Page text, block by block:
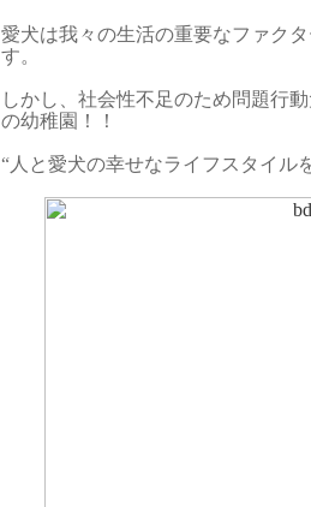
愛犬は我々の生活の重要なファク
す。
しかし、社会性不足のため問題行
の幼稚園！！
“人と愛犬の幸せなライフスタイ